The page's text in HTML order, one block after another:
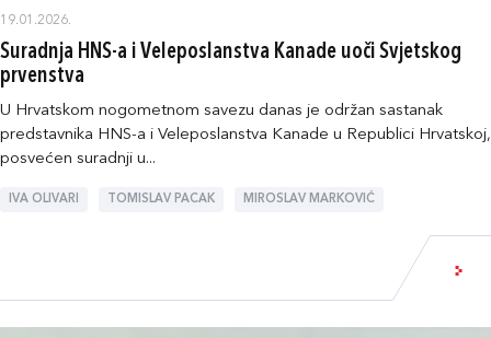
19.01.2026.
Suradnja HNS-a i Veleposlanstva Kanade uoči Svjetskog
prvenstva
U Hrvatskom nogometnom savezu danas je održan sastanak
predstavnika HNS-a i Veleposlanstva Kanade u Republici Hrvatskoj,
posvećen suradnji u...
IVA OLIVARI TOMISLAV PACAK MIROSLAV MARKOVIĆ